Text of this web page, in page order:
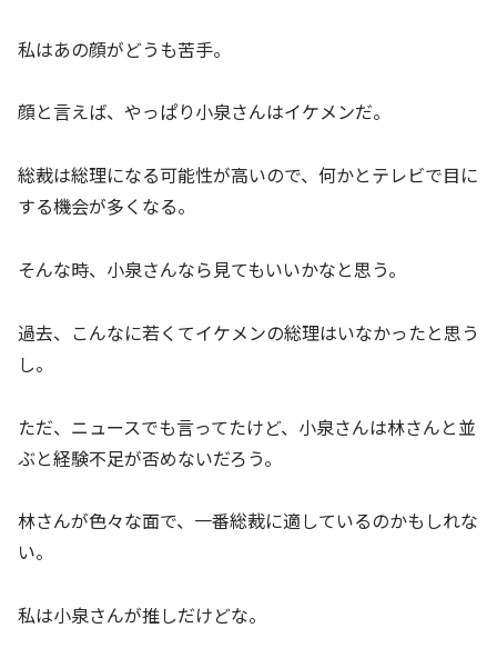
私はあの顔がどうも苦手。
顔と言えば、やっぱり小泉さんはイケメンだ。
総裁は総理になる可能性が高いので、何かとテレビで目に
する機会が多くなる。
そんな時、小泉さんなら見てもいいかなと思う。
過去、こんなに若くてイケメンの総理はいなかったと思う
し。
ただ、ニュースでも言ってたけど、小泉さんは林さんと並
ぶと経験不足が否めないだろう。
林さんが色々な面で、一番総裁に適しているのかもしれな
い。
私は小泉さんが推しだけどな。